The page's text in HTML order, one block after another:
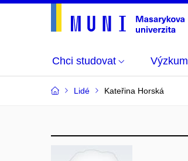
Chci studovat Výzkum
Lidé Kateřina Horská